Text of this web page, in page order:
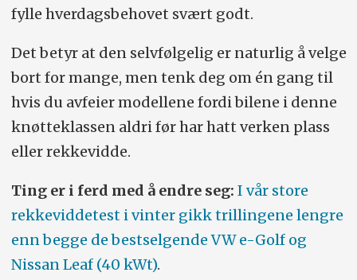
fylle hverdagsbehovet svært godt.
Det betyr at den selvfølgelig er naturlig å velge
bort for mange, men tenk deg om én gang til
hvis du avfeier modellene fordi bilene i denne
knøtteklassen aldri før har hatt verken plass
eller rekkevidde.
Ting er i ferd med å endre seg: I vår store
rekkeviddetest i vinter gikk trillingene lengre
enn begge de bestselgende VW e-Golf og
Nissan Leaf (40 kWt).